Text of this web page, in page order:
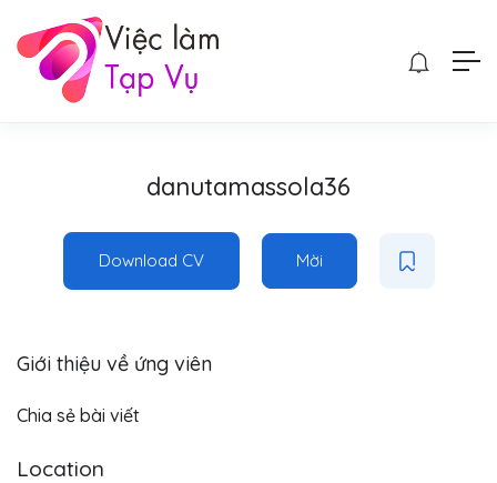
danutamassola36
Download CV Mời
Giới thiệu về ứng viên
Chia sẻ bài viết
Location